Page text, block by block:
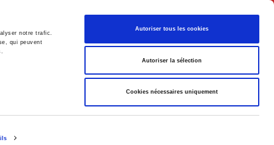
notre trafic.
qui peuvent
Autoriser tous les cookies
Autoriser la sélection
Cookies nécessaires uniquement
English